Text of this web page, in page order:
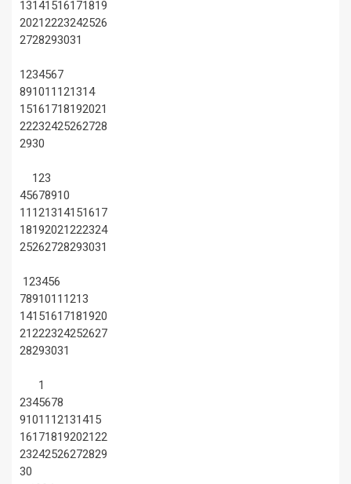
13141516171819
20212223242526
2728293031
1234567
891011 121314
15161718192021
22232425262728
2930
123
45678910
11 121314151617
18192021222324
25262728293031
123456
7891011 1213
14151617181920
21222324252627
28293031
1
2345678
91011 12131415
16171819202122
23242526272829
30